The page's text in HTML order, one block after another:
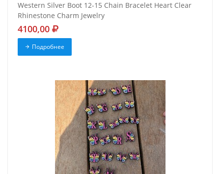
Western Silver Boot 12-15 Chain Bracelet Heart Clear
Rhinestone Charm Jewelry
4100,00
Подробнее